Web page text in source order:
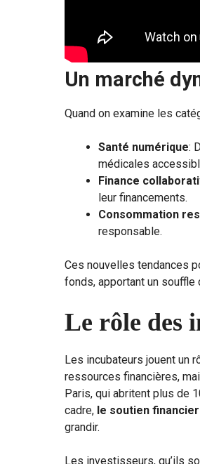
Un marché
Quand on examine les
Santé numérique:
médicales
Finance
leur financements.
Consommation
responsable.
Ces nouvelles tendances
fonds, apportant un souffle
Le rôle des
Les incubateurs jouent un
ressources financières,
Paris, qui abritent plus de
cadre, le soutien
grandir.
Les investisseurs, qu’ils